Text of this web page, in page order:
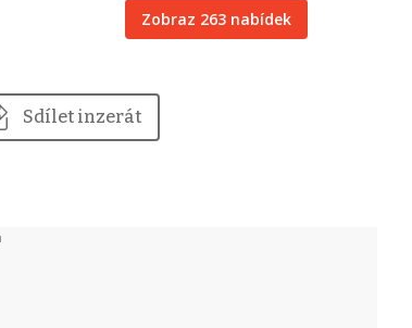
Zobraz 263 nabídek
Sdílet inzerát